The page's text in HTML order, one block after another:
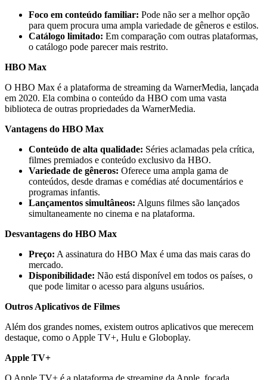
Foco em conteúdo familiar: Pode não ser a melhor opção
para quem procura uma ampla variedade de gêneros e estilos.
Catálogo limitado: Em comparação com outras plataformas,
o catálogo pode parecer mais restrito.
HBO Max
O HBO Max é a plataforma de streaming da WarnerMedia, lançada
em 2020. Ela combina o conteúdo da HBO com uma vasta
biblioteca de outras propriedades da WarnerMedia.
Vantagens do HBO Max
Conteúdo de alta qualidade: Séries aclamadas pela crítica,
filmes premiados e conteúdo exclusivo da HBO.
Variedade de gêneros: Oferece uma ampla gama de
conteúdos, desde dramas e comédias até documentários e
programas infantis.
Lançamentos simultâneos: Alguns filmes são lançados
simultaneamente no cinema e na plataforma.
Desvantagens do HBO Max
Preço: A assinatura do HBO Max é uma das mais caras do
mercado.
Disponibilidade: Não está disponível em todos os países, o
que pode limitar o acesso para alguns usuários.
Outros Aplicativos de Filmes
Além dos grandes nomes, existem outros aplicativos que merecem
destaque, como o Apple TV+, Hulu e Globoplay.
Apple TV+
O Apple TV+ é a plataforma de streaming da Apple, focada